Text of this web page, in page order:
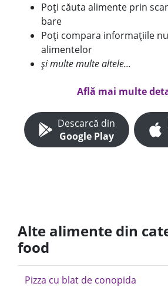
Poți căuta alimente prin
bare
Poți compara informațiile
alimentelor
și multe multe altele...
Află mai multe
Descarcă din
Google Play
Alte alimente din
food
Pizza cu blat de conopida